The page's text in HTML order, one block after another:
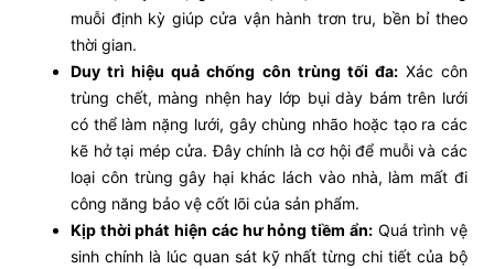
muỗi định kỳ giúp cửa vận hành trơn tru, bền bỉ theo
thời gian.
Duy trì hiệu quả chống côn trùng tối đa:Xác côn
trùng chết, màng nhện hay lớp bụi dày bám trên lưới
có thể làm nặng lưới, gây chùng nhão hoặc tạo ra các
kẽ hở tại mép cửa. Đây chính là cơ hội để muỗi và các
loại côn trùng gây hại khác lách vào nhà, làm mất đi
công năng bảo vệ cốt lõi của sản phẩm.
Kịp thời phát hiện các hư hỏng tiềm ẩn:Quá trình vệ
sinh chính là lúc quan sát kỹ nhất từng chi tiết của bộ